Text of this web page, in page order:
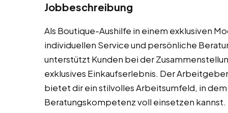
Jobbeschreibung
Als Boutique-Aushilfe in einem exklusiven
individuellen Service und persönliche
unterstützt Kunden bei der
exklusives Einkaufserlebnis. Der
bietet dir ein stilvolles Arbeitsumfeld, in
Beratungskompetenz voll einsetzen kannst.